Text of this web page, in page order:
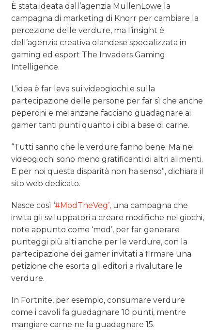
È stata ideata dall’agenzia MullenLowe la
campagna di marketing di Knorr per cambiare la
percezione delle verdure, ma l’insight è
dell’agenzia creativa olandese specializzata in
gaming ed esport The Invaders Gaming
Intelligence.
L’idea è far leva sui videogiochi e sulla
partecipazione delle persone per far sì che anche
peperoni e melanzane facciano guadagnare ai
gamer tanti punti quanto i cibi a base di carne.
“Tutti sanno che le verdure fanno bene. Ma nei
videogiochi sono meno gratificanti di altri alimenti.
E per noi questa disparità non ha senso”, dichiara il
sito web dedicato.
Nasce così ‘#ModTheVeg’, una campagna che
invita gli sviluppatori a creare modifiche nei giochi,
note appunto come ‘mod’, per far generare
punteggi più alti anche per le verdure, con la
partecipazione dei gamer invitati a firmare una
petizione che esorta gli editori a rivalutare le
verdure.
In Fortnite, per esempio, consumare verdure
come i cavoli fa guadagnare 10 punti, mentre
mangiare carne ne fa guadagnare 15.